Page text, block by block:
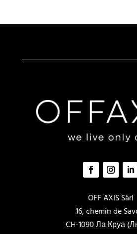
OFF AXIS Sàrl
16, chemin de
CH-1090 Ла Круа